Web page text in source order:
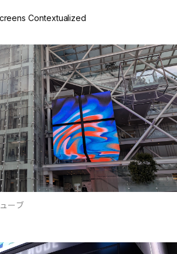
Contextualized
ーブ